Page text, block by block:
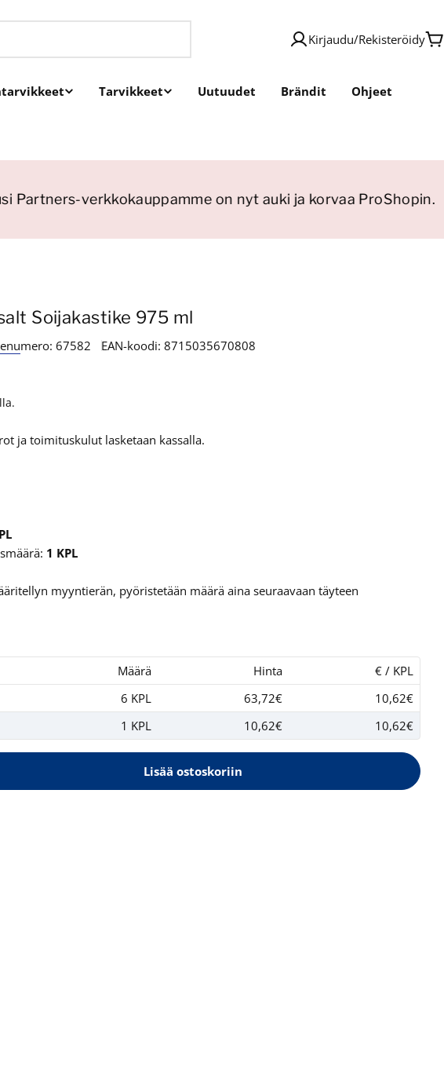
Kirjaudu/Rekisteröidy
Tarvikkeet Uutuudet Brändit Ohjeet
Partners-verkkokauppamme on nyt auki ja korvaa ProShopin.
Soijakastike 975 ml
67582 EAN-koodi: 8715035670808
ja toimituskulut lasketaan kassalla.
1 KPL
myyntierän, pyöristetään määrä aina seuraavaan täyteen
Määrä Hinta
€ / KPL
6 KPL 63,72€
10,62€
1 KPL 10,62€ 10,62€
tuotteelle Kikkoman Less salt Soijakastike 975 ml
tuotteelle Kikkoman Less salt Soijakastike 975 ml
Lisää ostoskoriin